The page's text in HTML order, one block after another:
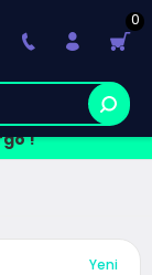
!
0
Yeni